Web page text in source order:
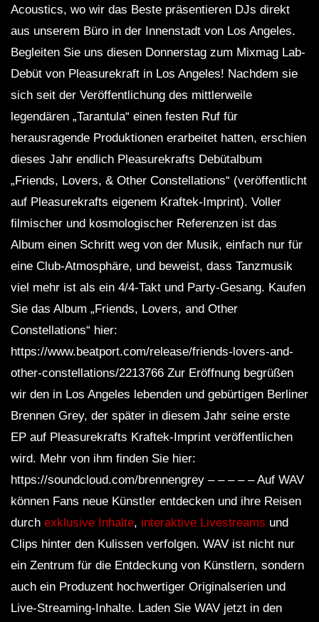
Acoustics, wo wir das Beste präsentieren DJs direkt
aus unserem Büro in der Innenstadt von Los Angeles.
Begleiten Sie uns diesen Donnerstag zum Mixmag Lab-
Debüt von Pleasurekraft in Los Angeles! Nachdem sie
sich seit der Veröffentlichung des mittlerweile
legendären „Tarantula“ einen festen Ruf für
herausragende Produktionen erarbeitet hatten, erschien
dieses Jahr endlich Pleasurekrafts Debütalbum
„Friends, Lovers, & Other Constellations“ (veröffentlicht
auf Pleasurekrafts eigenem Kraftek-Imprint). Voller
filmischer und kosmologischer Referenzen ist das
Album einen Schritt weg von der Musik, einfach nur für
eine Club-Atmosphäre, und beweist, dass Tanzmusik
viel mehr ist als ein 4/4-Takt und Party-Gesang. Kaufen
Sie das Album „Friends, Lovers, and Other
Constellations“ hier:
https://www.beatport.com/release/friends-lovers-and-
other-constellations/2213766 Zur Eröffnung begrüßen
wir den in Los Angeles lebenden und gebürtigen Berliner
Brennen Grey, der später in diesem Jahr seine erste
EP auf Pleasurekrafts Kraftek-Imprint veröffentlichen
wird. Mehr von ihm finden Sie hier:
https://soundcloud.com/brennengrey – – – – – Auf WAV
können Fans neue Künstler entdecken und ihre Reisen
durch exklusive Inhalte, interaktive Livestreams und
Clips hinter den Kulissen verfolgen. WAV ist nicht nur
ein Zentrum für die Entdeckung von Künstlern, sondern
auch ein Produzent hochwertiger Originalserien und
Live-Streaming-Inhalte. Laden Sie WAV jetzt in den